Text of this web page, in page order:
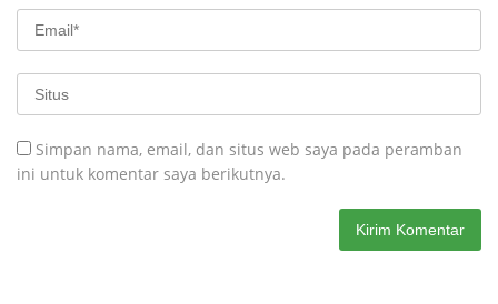
Simpan nama, email, dan situs web saya pada peramban
ini untuk komentar saya berikutnya.